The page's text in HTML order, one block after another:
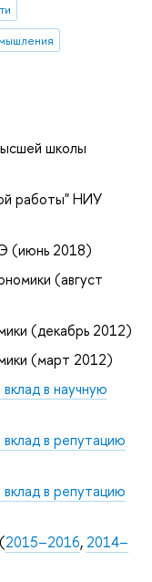
школы
работы" НИУ
(июнь 2018)
(август
(декабрь 2012)
(март 2012)
в научную
в репутацию
в репутацию
2015–2016, 2014–